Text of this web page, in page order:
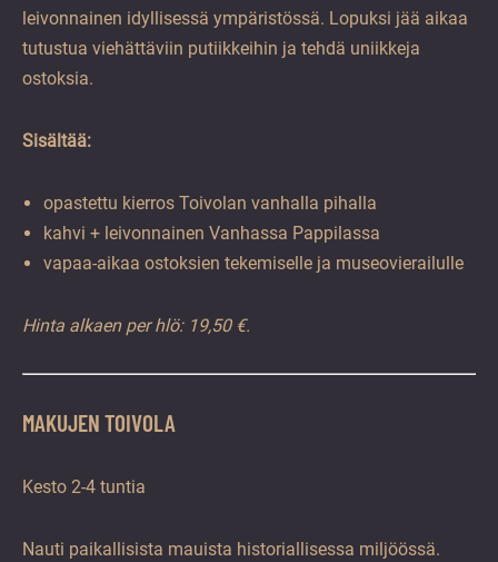
leivonnainen idyllisessä ympäristössä. Lopuksi jää aikaa
tutustua viehättäviin putiikkeihin ja tehdä uniikkeja
ostoksia.
Sisältää:
opastettu kierros Toivolan vanhalla pihalla
kahvi + leivonnainen Vanhassa Pappilassa
vapaa-aikaa ostoksien tekemiselle ja museovierailulle
Hinta alkaen per hlö: 19,50 €.
MAKUJEN TOIVOLA
Kesto 2-4 tuntia
Nauti paikallisista mauista historiallisessa miljöössä.